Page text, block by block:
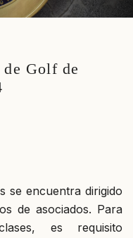
de Golf de
se encuentra dirigido
de asociados. Para
es requisito